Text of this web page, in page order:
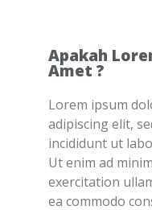
Apakah
Amet ?
Lorem ipsum
adipiscing elit,
incididunt ut
Ut enim ad
exercitation
ea commodo